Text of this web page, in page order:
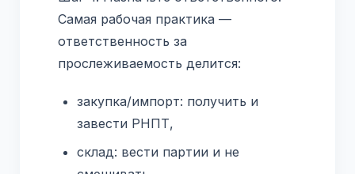
Самая рабочая практика —
ответственность за
прослеживаемость делится:
закупка/импорт: получить и
завести РНПТ,
склад: вести партии и не